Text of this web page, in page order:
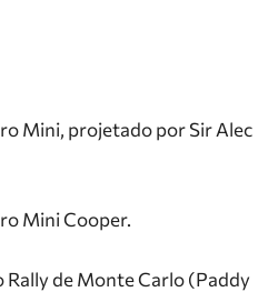
Mini, projetado por Sir Alec
Mini Cooper.
de Monte Carlo (Paddy